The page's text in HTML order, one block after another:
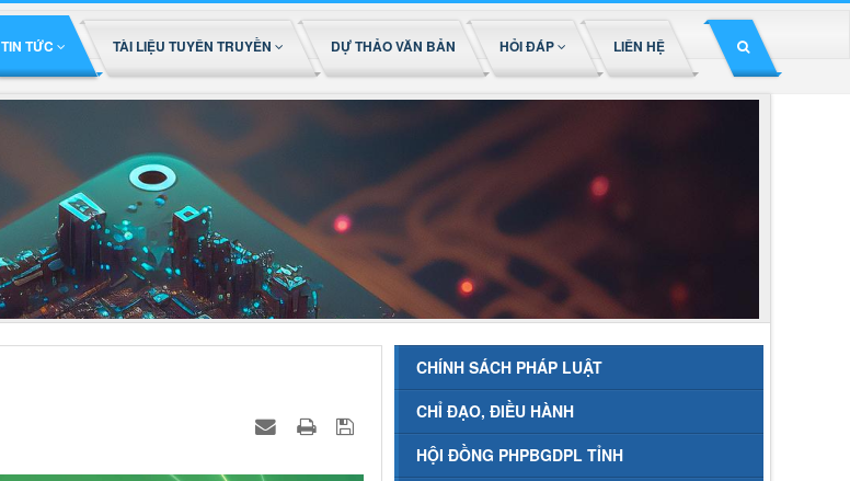
TIN TỨC TÀI LIỆU TUYÊN TRUYỀN DỰ THẢO VĂN BẢN HỎI ĐÁP LIÊN HỆ
CHÍNH SÁCH PHÁP LUẬT
CHỈ ĐẠO, ĐIỀU HÀNH
HỘI ĐỒNG PHPBGDPL TỈNH